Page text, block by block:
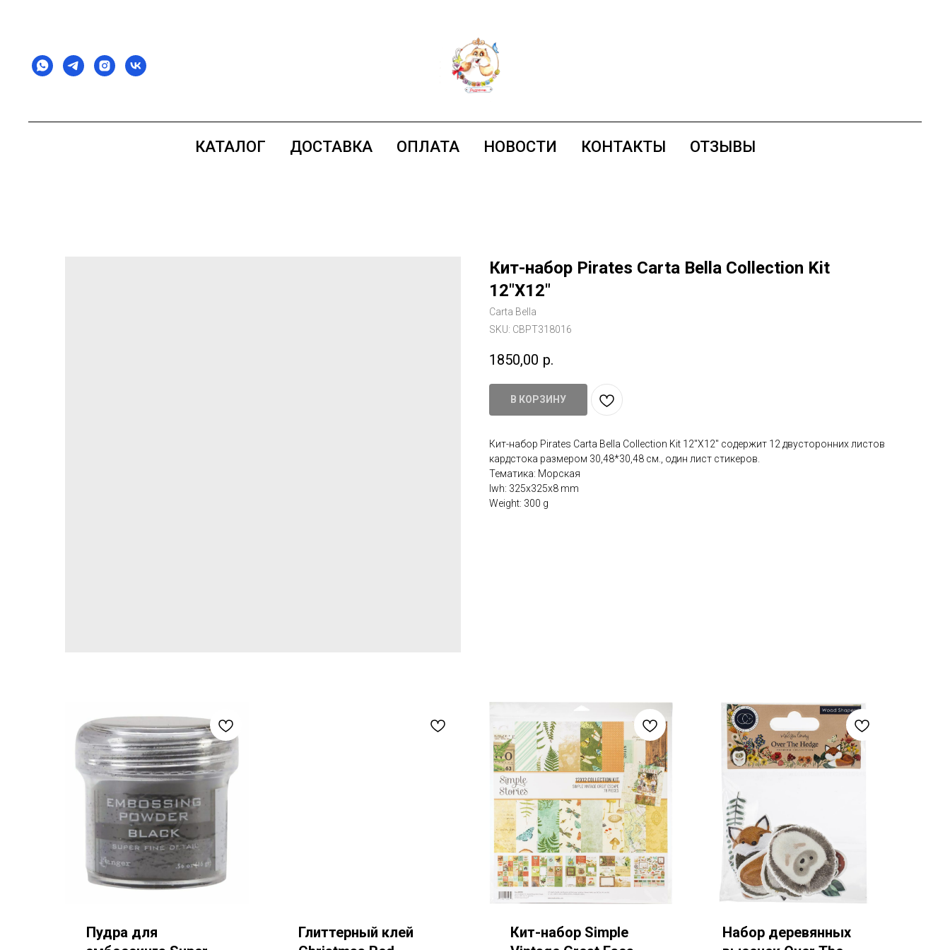
КАТАЛОГ ДОСТАВКА ОПЛАТА НОВОСТИ КОНТАКТЫ ОТЗЫВЫ
Кит-набор Pirates Carta Bella Collection Kit
12"X12"
Carta Bella
SKU: CBPT318016
1850,00 р.
В КОРЗИНУ
Кит-набор Pirates Carta Bella Collection Kit 12"X12" содержит 12 двусторонних листов
кардстока размером 30,48*30,48 см., один лист стикеров.
Тематика: Морская
lwh: 325x325x8 mm
Weight: 300 g
Пудра для
Глиттерный клей
Кит-набор Simple
Набор деревянных